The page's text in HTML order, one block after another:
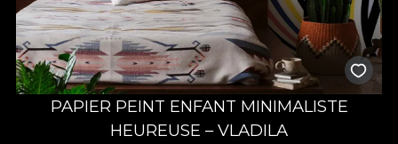
PAPIER PEINT ENFANT MINIMALISTE
HEUREUSE – VLADILA